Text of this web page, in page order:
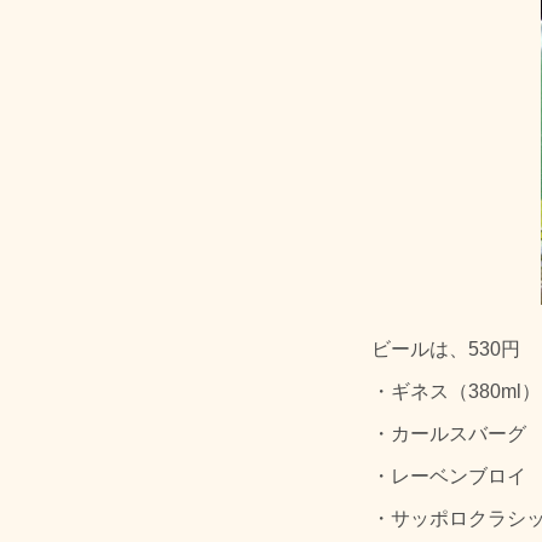
ビールは、530円
・ギネス（380ml）
・カールスバーグ
・レーベンブロイ
・サッポロクラシ